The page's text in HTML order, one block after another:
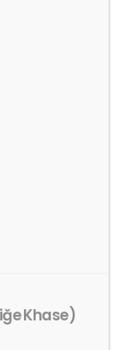
Khase)